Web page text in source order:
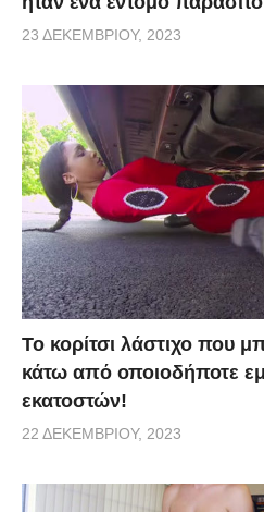
23 ΔΕΚΕΜΒΡΊΟΥ, 2023
Το κορίτσι λάστιχο που
κάτω από οποιοδήποτε
εκατοστών!
22 ΔΕΚΕΜΒΡΊΟΥ, 2023